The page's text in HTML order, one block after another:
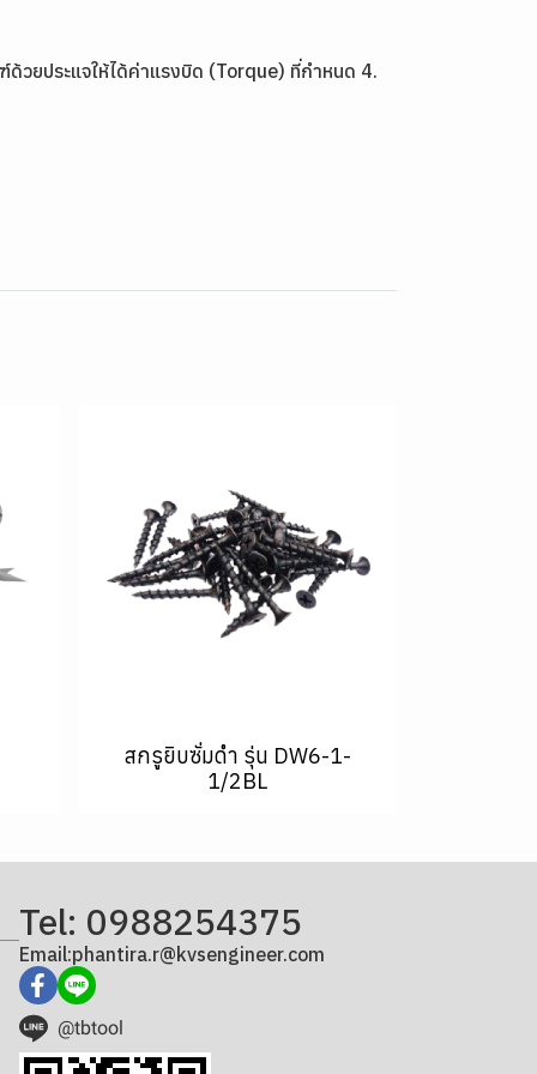
วยประแจให้ได้ค่าแรงบิด (Torque) ที่กำหนด 4.
สกรูยิบซั่มดำ รุ่น DW6-1-
1/2BL
Tel: 0988254375
Email:phantira.r@kvsengineer.com
@tbtool